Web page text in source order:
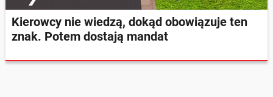
Kierowcy nie wiedzą, dokąd obowiązuje ten
znak. Potem dostają mandat